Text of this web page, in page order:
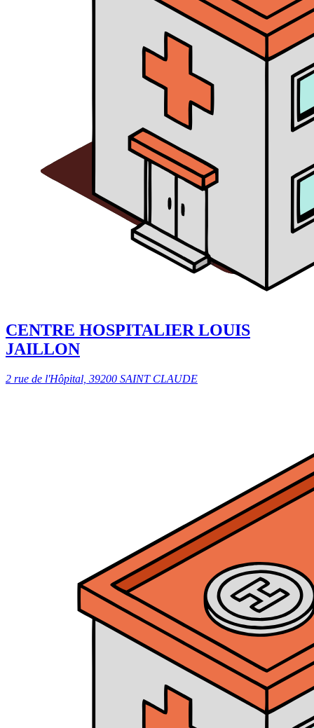
CENTRE HOSPITALIER LOUIS
JAILLON
2 rue de l'Hôpital, 39200 SAINT CLAUDE